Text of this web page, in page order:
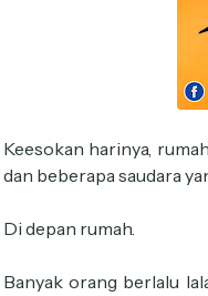
Keesokan harinya,
dan beberapa saudara
Di depan rumah.
Banyak orang berlalu